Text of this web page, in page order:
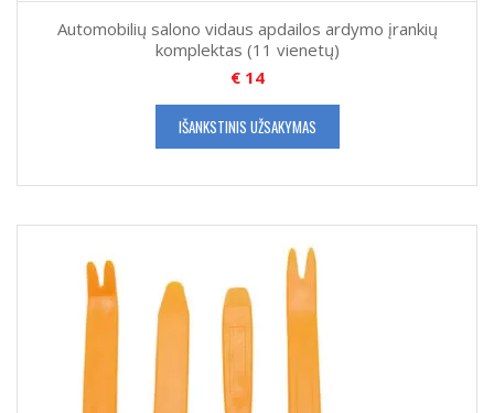
Automobilių salono vidaus apdailos ardymo įrankių
komplektas (11 vienetų)
€14
IŠANKSTINIS UŽSAKYMAS